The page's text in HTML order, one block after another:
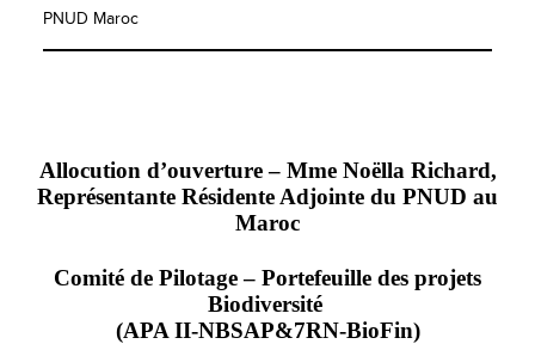
PNUD Maroc
Allocution d’ouverture – Mme Noëlla Richard,
Représentante Résidente Adjointe du PNUD au
Maroc
Comité de Pilotage – Portefeuille des projets
Biodiversité
(APA II-NBSAP&7RN-BioFin)